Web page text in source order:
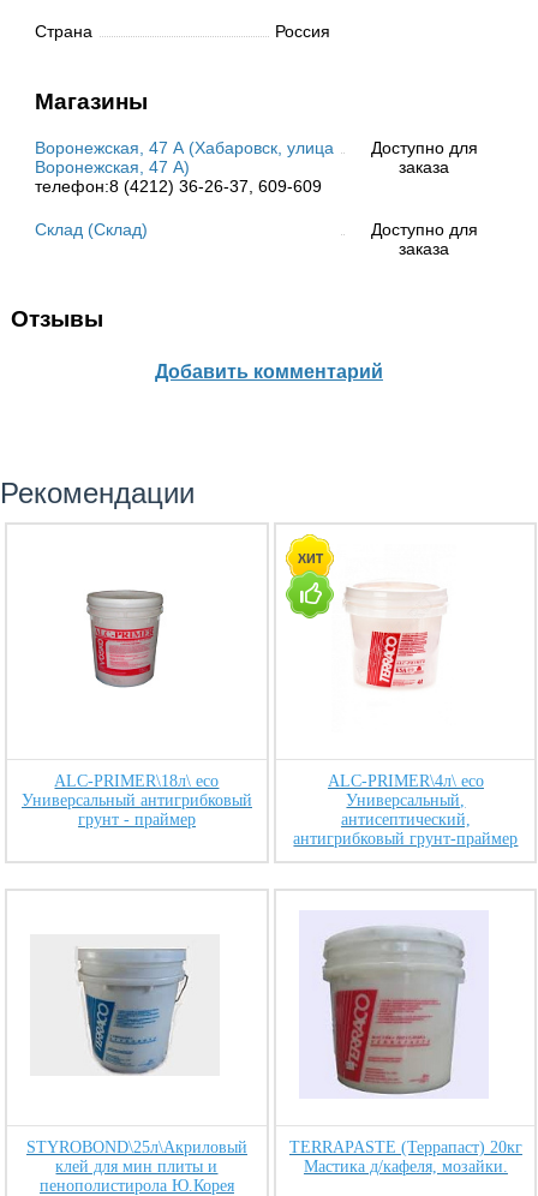
Страна Россия
Магазины
Воронежская, 47 А (Хабаровск, улица
Воронежская, 47 А)
телефон:8 (4212) 36-26-37, 609-609
Доступно для
заказа
Склад (Склад)
Доступно для
заказа
Отзывы
Добавить комментарий
Рекомендации
ALC-PRIMER\18л\ eco
Универсальный антигрибковый
грунт - праймер
ALC-PRIMER\4л\ eco
Универсальный,
антисептический,
антигрибковый грунт-праймер
STYROBOND\25л\Акриловый
клей для мин плиты и
пенополистирола Ю.Корея
TERRAPASTE (Террапаст) 20кг
Мастика д/кафеля, мозайки.